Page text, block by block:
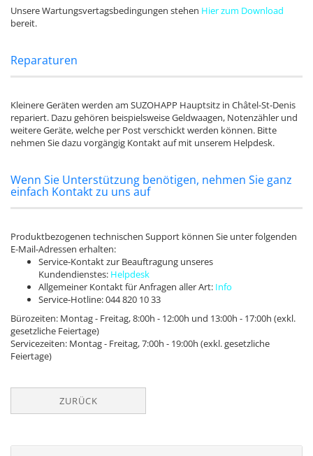
Unsere Wartungsvertagsbedingungen stehen Hier zum Download
bereit.
Reparaturen
Kleinere Geräten werden am SUZOHAPP Hauptsitz in Châtel-St-Denis
repariert. Dazu gehören beispielsweise Geldwaagen, Notenzähler und
weitere Geräte, welche per Post verschickt werden können. Bitte
nehmen Sie dazu vorgängig Kontakt auf mit unserem Helpdesk.
Wenn Sie Unterstützung benötigen, nehmen Sie ganz
einfach Kontakt zu uns auf
Produktbezogenen technischen Support können Sie unter folgenden
E-Mail-Adressen erhalten:
Service-Kontakt zur Beauftragung unseres
Kundendienstes: Helpdesk
Allgemeiner Kontakt für Anfragen aller Art: Info
Service-Hotline: 044 820 10 33
Bürozeiten: Montag - Freitag, 8:00h - 12:00h und 13:00h - 17:00h (exkl.
gesetzliche Feiertage)
Servicezeiten: Montag - Freitag, 7:00h - 19:00h (exkl. gesetzliche
Feiertage)
ZURÜCK